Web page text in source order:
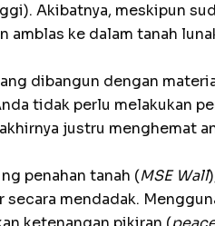
Akibatnya, meskipun
ke dalam tanah
dibangun dengan
tidak perlu melakukan
justru menghemat
penahan tanah (MSE Wall
mendadak.